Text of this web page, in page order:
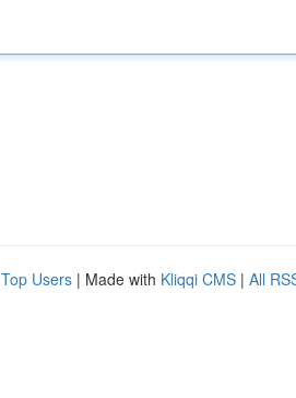
Top Users | Made with Kliqqi CMS | All